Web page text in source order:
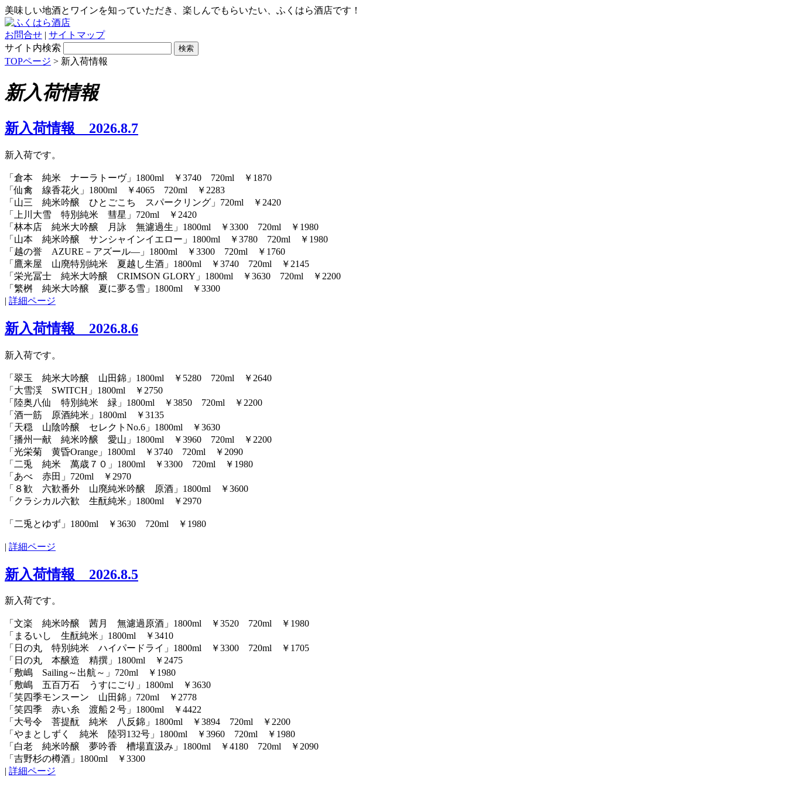
美味しい地酒とワインを知っていただき、楽しんでもらいたい、ふくはら酒店です！
お問合せ | サイトマップ
サイト内検索
TOPページ > 新入荷情報
新入荷情報
新入荷情報 2026.8.7
新入荷です。
「倉本 純米 ナーラトーヴ」1800ml ￥3740 720ml ￥1870
「仙禽 線香花火」1800ml ￥4065 720ml ￥2283
「山三 純米吟醸 ひとごこち スパークリング」720ml ￥2420
「上川大雪 特別純米 彗星」720ml ￥2420
「林本店 純米大吟醸 月詠 無濾過生」1800ml ￥3300 720ml ￥1980
「山本 純米吟醸 サンシャインイエロー」1800ml ￥3780 720ml ￥1980
「越の誉 AZURE－アズール―」1800ml ￥3300 720ml ￥1760
「鷹来屋 山廃特別純米 夏越し生酒」1800ml ￥3740 720ml ￥2145
「栄光冨士 純米大吟醸 CRIMSON GLORY」1800ml ￥3630 720ml ￥2200
「繁桝 純米大吟醸 夏に夢る雪」1800ml ￥3300
| 詳細ページ
新入荷情報 2026.8.6
新入荷です。
「翠玉 純米大吟醸 山田錦」1800ml ￥5280 720ml ￥2640
「大雪渓 SWITCH」1800ml ￥2750
「陸奥八仙 特別純米 緑」1800ml ￥3850 720ml ￥2200
「酒一筋 原酒純米」1800ml ￥3135
「天穏 山陰吟醸 セレクトNo.6」1800ml ￥3630
「播州一献 純米吟醸 愛山」1800ml ￥3960 720ml ￥2200
「光栄菊 黄昏Orange」1800ml ￥3740 720ml ￥2090
「二兎 純米 萬歳７０」1800ml ￥3300 720ml ￥1980
「あべ 赤田」720ml ￥2970
「８歓 六歓番外 山廃純米吟醸 原酒」1800ml ￥3600
「クラシカル六歓 生酛純米」1800ml ￥2970
「二兎とゆず」1800ml ￥3630 720ml ￥1980
| 詳細ページ
新入荷情報 2026.8.5
新入荷です。
「文楽 純米吟醸 茜月 無濾過原酒」1800ml ￥3520 720ml ￥1980
「まるいし 生酛純米」1800ml ￥3410
「日の丸 特別純米 ハイパードライ」1800ml ￥3300 720ml ￥1705
「日の丸 本醸造 精撰」1800ml ￥2475
「敷嶋 Sailing～出航～」720ml ￥1980
「敷嶋 五百万石 うすにごり」1800ml ￥3630
「笑四季モンスーン 山田錦」720ml ￥2778
「笑四季 赤い糸 渡船２号」1800ml ￥4422
「大号令 菩提酛 純米 八反錦」1800ml ￥3894 720ml ￥2200
「やまとしずく 純米 陸羽132号」1800ml ￥3960 720ml ￥1980
「白老 純米吟醸 夢吟香 槽場直汲み」1800ml ￥4180 720ml ￥2090
「吉野杉の樽酒」1800ml ￥3300
| 詳細ページ